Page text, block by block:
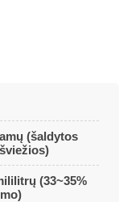
(šaldytos
(33~35%